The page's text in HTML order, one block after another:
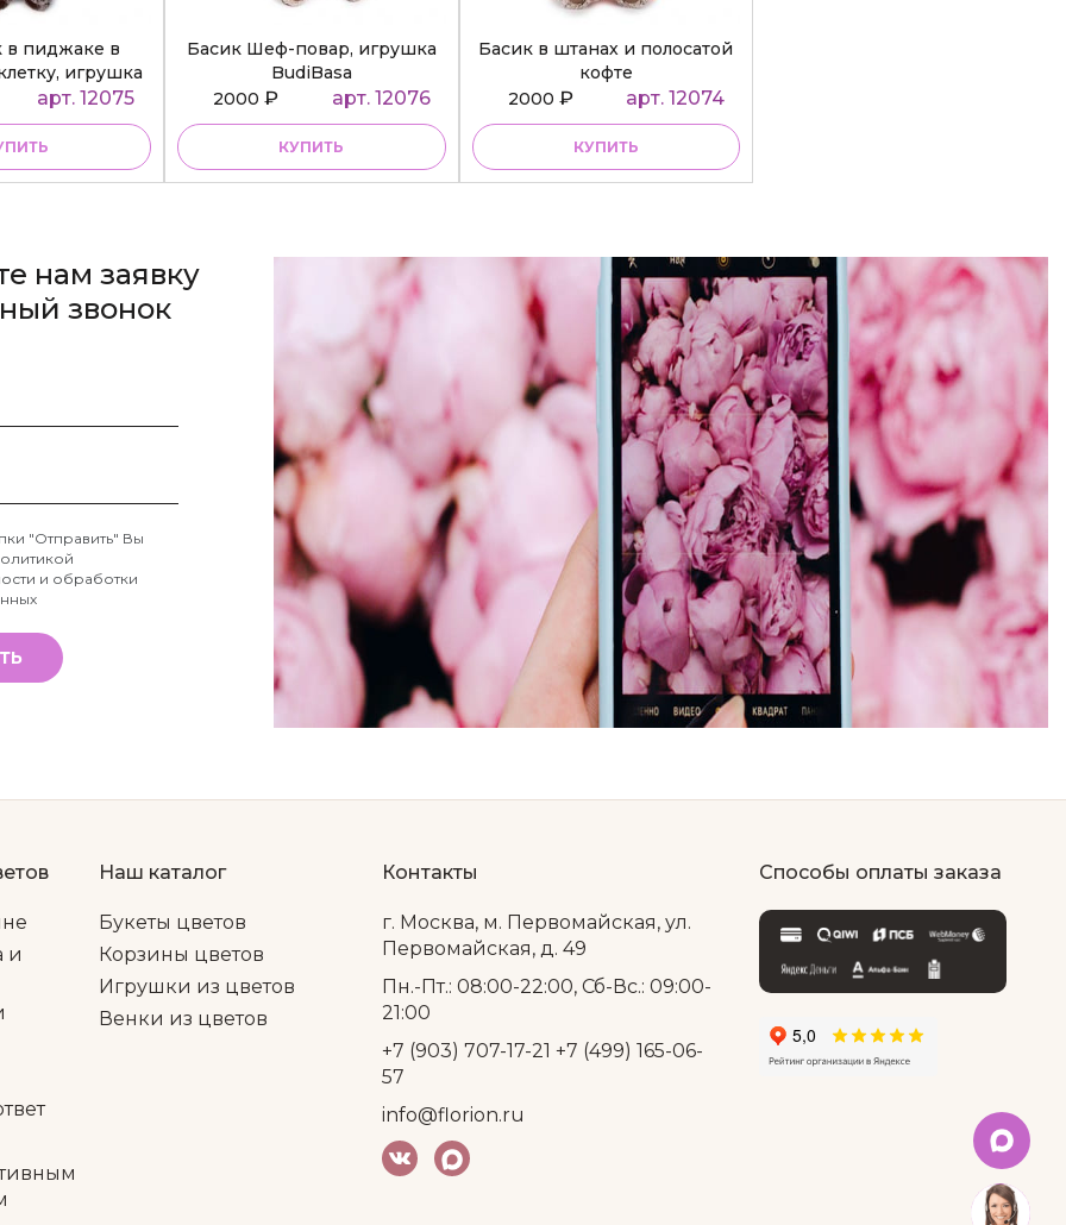
в пиджаке в
игрушка
арт. 12075
Басик Шеф-повар, игрушка
BudiBasa
2000₽ арт. 12076
КУПИТЬ
Басик в штанах и полосатой
кофте
2000 ₽ арт. 12074
КУПИТЬ
нам заявку
звонок
"Отправить" Вы
и обработки
и
Наш каталог
Букеты цветов
Корзины цветов
Игрушки из цветов
Венки из цветов
Контакты
г. Москва, м. Первомайская, ул.
Первомайская, д. 49
Пн.-Пт.: 08:00-22:00, Сб-Вс.: 09:00-
21:00
+7 (903) 707-17-21 +7 (499) 165-06-
57
info@florion.ru
Способы оплаты заказа